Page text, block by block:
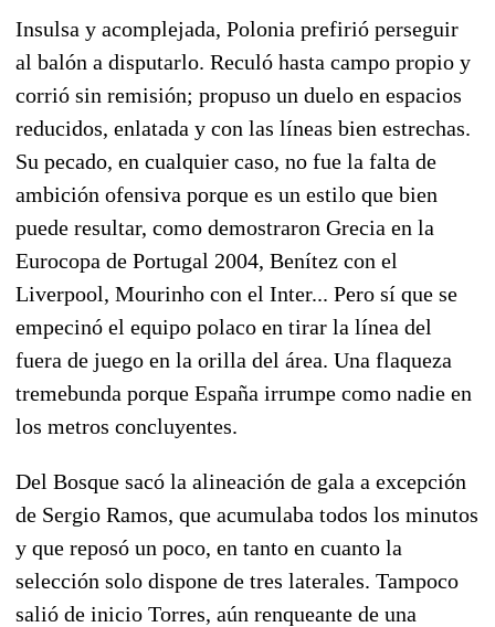
Insulsa y acomplejada, Polonia prefirió perseguir
al balón a disputarlo. Reculó hasta campo propio y
corrió sin remisión; propuso un duelo en espacios
reducidos, enlatada y con las líneas bien estrechas.
Su pecado, en cualquier caso, no fue la falta de
ambición ofensiva porque es un estilo que bien
puede resultar, como demostraron Grecia en la
Eurocopa de Portugal 2004, Benítez con el
Liverpool, Mourinho con el Inter... Pero sí que se
empecinó el equipo polaco en tirar la línea del
fuera de juego en la orilla del área. Una flaqueza
tremebunda porque España irrumpe como nadie en
los metros concluyentes.
Del Bosque sacó la alineación de gala a excepción
de Sergio Ramos, que acumulaba todos los minutos
y que reposó un poco, en tanto en cuanto la
selección solo dispone de tres laterales. Tampoco
salió de inicio Torres, aún renqueante de una